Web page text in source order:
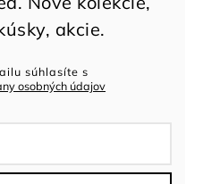
súhlasíte s
osobných údajov